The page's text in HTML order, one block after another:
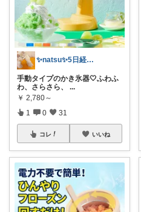
✨natsu✨5日経由購入感謝です🙏✨
手動タイプのかき氷器🤍ふわふ
わ、さらさら、
...
￥ 2,780～
1 0 31
コレ いいね